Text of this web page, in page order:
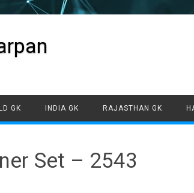
GK INDIA GK RAJASTHAN GK
Set – 2543